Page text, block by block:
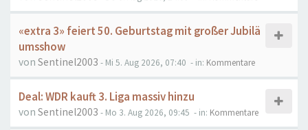
«extra 3» feiert 50. Geburtstag mit großer Jubilä
umsshow
von Sentinel2003 - Mi 5. Aug 2026, 07:40 - in: Kommentare
Deal: WDR kauft 3. Liga massiv hinzu
von Sentinel2003 - Mo 3. Aug 2026, 09:45 - in: Kommentare